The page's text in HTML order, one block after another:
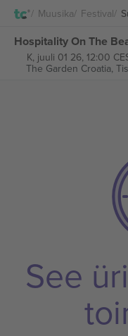
Muusika Festival
Hospitality On The
K, juuli 01 26, 12:00
The Garden Croatia,
See